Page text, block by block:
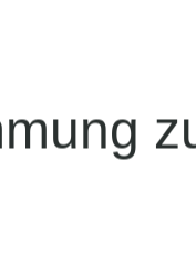
CHF 419